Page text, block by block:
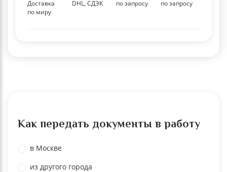
Доставка
по миру
DHL, СДЭК по запросу по запросу
Как передать документы в работу
в Москве
из другого города